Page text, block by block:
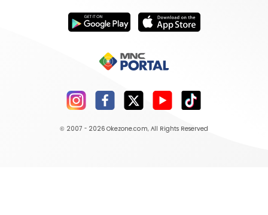
© 2007 - 2026 Okezone.com, All Rights Reserved